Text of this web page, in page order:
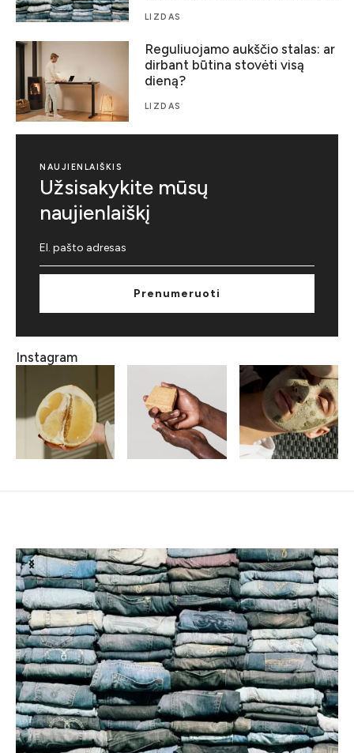
LIZDAS
Reguliuojamo aukščio stalas: ar
dirbant būtina stovėti visą
dieną?
LIZDAS
NAUJIENLAIŠKIS
Užsisakykite mūsų
naujienlaiškį
Prenumeruoti
Instagram